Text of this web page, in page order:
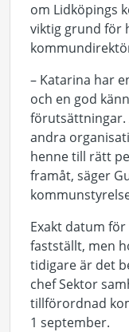
om Lidköpings
viktig grund för
– Katarina har
och en god
förutsättningar.
andra
henne till rätt
framåt, säger
Exakt datum
fastställt, men
tidigare är det
chef Sektor
tillförordnad
1 september.